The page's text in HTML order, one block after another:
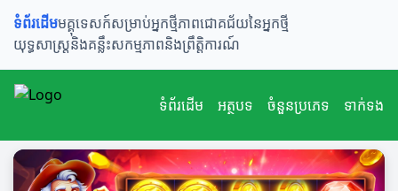
ទំព័រដើមមគ្គុទេសក៍សម្រាប់អ្នកថ្មីភាពជោគជ័យនៃអ្នកថ្មី
យុទ្ធសាស្ត្រនិងគន្លឹះសកម្មភាពនិងព្រឹត្តិការណ៍
ទំព័រដើម អត្ថបទ ចំនួនប្រភេទ ទាក់ទង